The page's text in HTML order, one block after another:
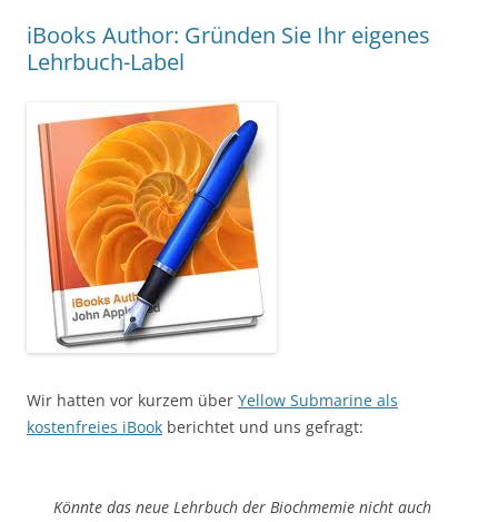
iBooks Author: Gründen Sie Ihr eigenes
Lehrbuch-Label
Wir hatten vor kurzem über Yellow Submarine als
kostenfreies iBook berichtet und uns gefragt:
Könnte das neue Lehrbuch der Biochmemie nicht auch